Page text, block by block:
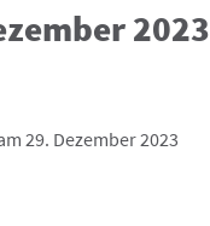
2023
29. Dezember 2023